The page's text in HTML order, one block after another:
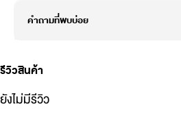
คำถามที่พบบ่อย
รีวิวสินค้า
ยังไม่มีรีวิว